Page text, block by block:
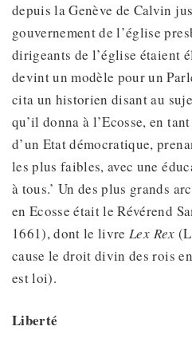
depuis la Genève de Calvin
gouvernement de l’église
dirigeants de l’église étaient
devint un modèle pour un
cita un historien disant au
qu’il donna à l’Ecosse, en
d’un Etat démocratique,
les plus faibles, avec une
à tous.’ Un des plus grands
en Ecosse était le Révérend
1661), dont le livreLex Rex
cause le droit divin des rois
est loi).
Liberté